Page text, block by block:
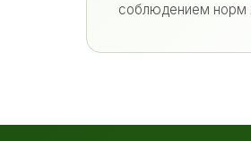
соблюдением норм